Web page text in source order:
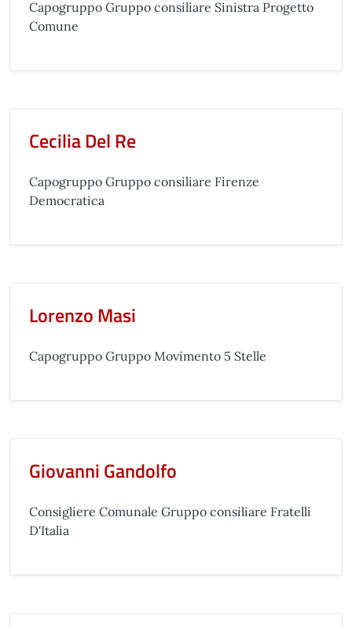
Capogruppo Gruppo consiliare Sinistra Progetto
Comune
Cecilia Del Re
Capogruppo Gruppo consiliare Firenze
Democratica
Lorenzo Masi
Capogruppo Gruppo Movimento 5 Stelle
Giovanni Gandolfo
Consigliere Comunale Gruppo consiliare Fratelli
D'Italia